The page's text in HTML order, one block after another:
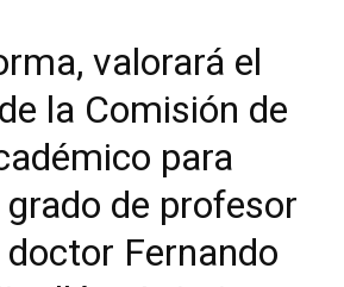
valorará el
la Comisión de
para
de profesor
Fernando